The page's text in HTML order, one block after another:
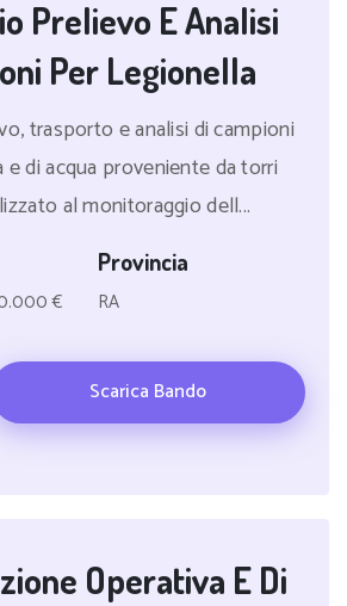
Prelievo E Analisi
Per Legionella
trasporto e analisi di campioni
e di acqua proveniente da torri
al monitoraggio dell...
€
Provincia
RA
Scarica Bando
Operativa E Di